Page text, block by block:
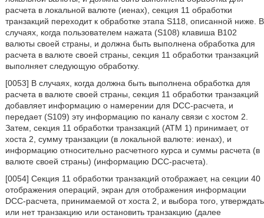
расчета в локальной валюте (иенах), секция 11 обработки
транзакций переходит к обработке этапа S118, описанной ниже. В
случаях, когда пользователем нажата (S108) клавиша В102
валюты своей страны, и должна быть выполнена обработка для
расчета в валюте своей страны, секция 11 обработки транзакций
выполняет следующую обработку.
[0053] В случаях, когда должна быть выполнена обработка для
расчета в валюте своей страны, секция 11 обработки транзакций
добавляет информацию о намерении для DCC-расчета, и
передает (S109) эту информацию по каналу связи с хостом 2.
Затем, секция 11 обработки транзакций (ATM 1) принимает, от
хоста 2, сумму транзакции (в локальной валюте: иенах), и
информацию относительно расчетного курса и суммы расчета (в
валюте своей страны) (информацию DCC-расчета).
[0054] Секция 11 обработки транзакций отображает, на секции 40
отображения операций, экран для отображения информации
DCC-расчета, принимаемой от хоста 2, и выбора того, утверждать
или нет транзакцию или остановить транзакцию (далее